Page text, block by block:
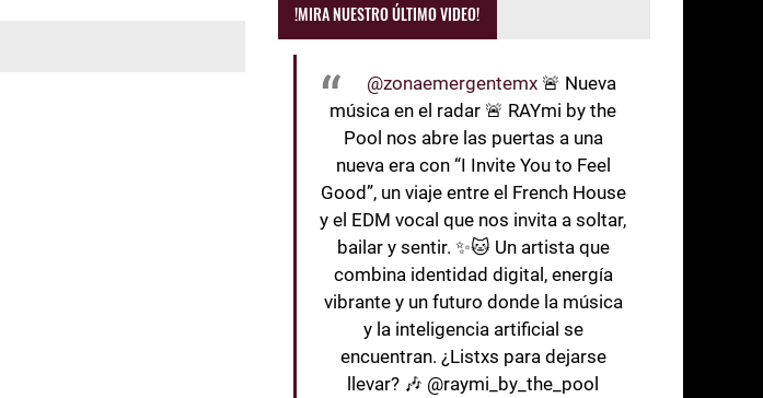
!MIRA NUESTRO ÚLTIMO VIDEO!
@zonaemergentemx 🚨 Nueva
música en el radar 🚨 RAYmi by the
Pool nos abre las puertas a una
nueva era con “I Invite You to Feel
Good”, un viaje entre el French House
y el EDM vocal que nos invita a soltar,
bailar y sentir. ✨🐱 Un artista que
combina identidad digital, energía
vibrante y un futuro donde la música
y la inteligencia artificial se
encuentran. ¿Listxs para dejarse
llevar? 🎶 @raymi_by_the_pool